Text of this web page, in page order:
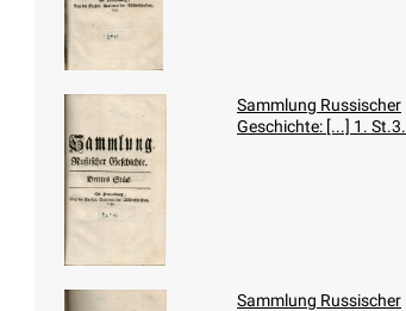
Sammlung Russischer
Geschichte: [...] 1. St.3.
Sammlung Russischer